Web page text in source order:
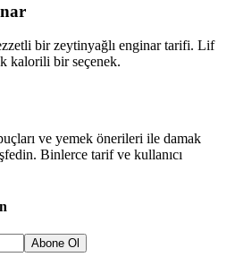
bir zeytinyağlı enginar tarifi. Lif
kalorili bir seçenek.
ve yemek önerileri ile damak
Binlerce tarif ve kullanıcı
Abone Ol